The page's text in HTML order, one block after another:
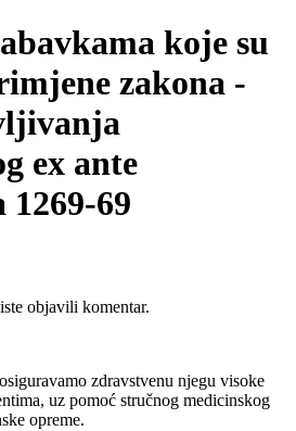
koje su
zakona -
ex ante
1269-69
objavili komentar.
zdravstvenu njegu visoke
uz pomoć stručnog medicinskog
opreme.